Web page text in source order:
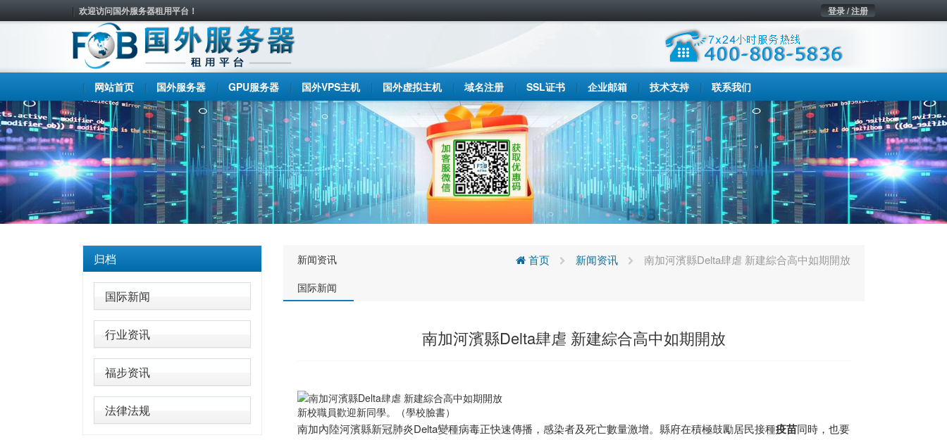
欢迎访问国外服务器租用平台！ 登录 / 注册
网站首页 国外服务器 GPU服务器 国外VPS主机 国外虚拟主机 域名注册 SSL证书 企业邮箱 技术支持 联系我们
归档
国际新闻
行业资讯
福步资讯
法律法规
新闻资讯
国际新闻
首页 新闻资讯 南加河濱縣Delta肆虐 新建綜合高中如期開放
南加河濱縣Delta肆虐 新建綜合高中如期開放
新校職員歡迎新同學。（學校臉書）
南加內陸河濱縣新冠肺炎Delta變種病毒正快速傳播，感染者及死亡數量激增。縣府在積極鼓勵居民接種疫苗同時，也要